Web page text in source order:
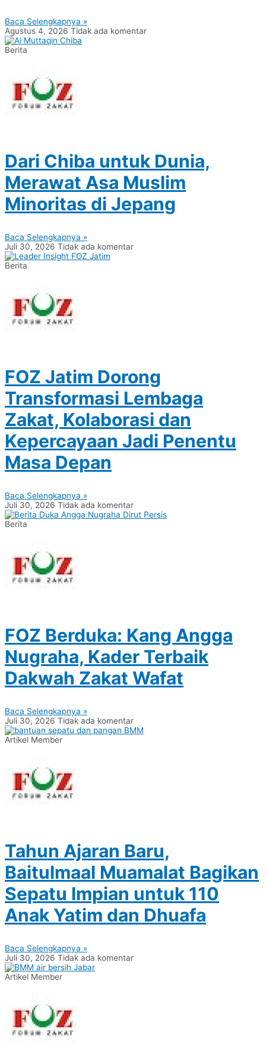
Baca Selengkapnya »
Agustus 4, 2026 Tidak ada komentar
Berita
Dari Chiba untuk Dunia,
Merawat Asa Muslim
Minoritas di Jepang
Baca Selengkapnya »
Juli 30, 2026 Tidak ada komentar
Berita
FOZ Jatim Dorong
Transformasi Lembaga
Zakat, Kolaborasi dan
Kepercayaan Jadi Penentu
Masa Depan
Baca Selengkapnya »
Juli 30, 2026 Tidak ada komentar
Berita
FOZ Berduka: Kang Angga
Nugraha, Kader Terbaik
Dakwah Zakat Wafat
Baca Selengkapnya »
Juli 30, 2026 Tidak ada komentar
Artikel Member
Tahun Ajaran Baru,
Baitulmaal Muamalat Bagikan
Sepatu Impian untuk 110
Anak Yatim dan Dhuafa
Baca Selengkapnya »
Juli 30, 2026 Tidak ada komentar
Artikel Member